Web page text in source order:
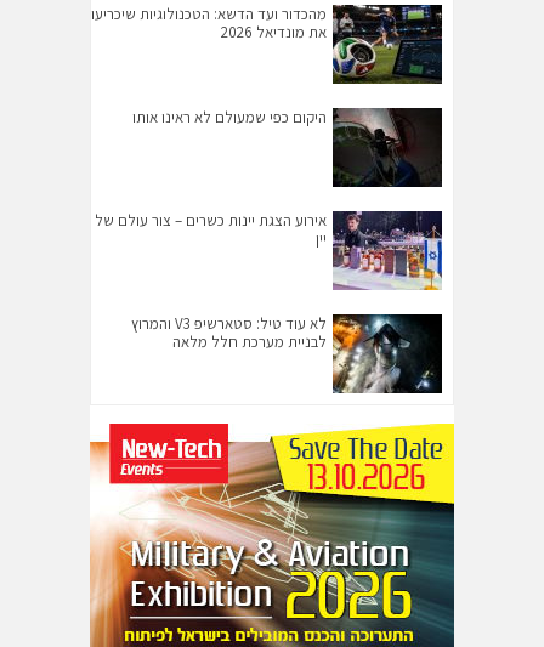
מהכדור ועד הדשא: הטכנולוגיות שיכריעו
את מונדיאל 2026
היקום כפי שמעולם לא ראינו אותו
אירוע הצגת יינות כשרים – צור עולם של
יין
לא עוד טיל: סטארשיפ V3 והמרוץ
לבניית מערכת חלל מלאה